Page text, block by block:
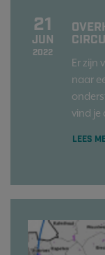
21
JUN
2022
Er zijn
naar
vind je
LEES